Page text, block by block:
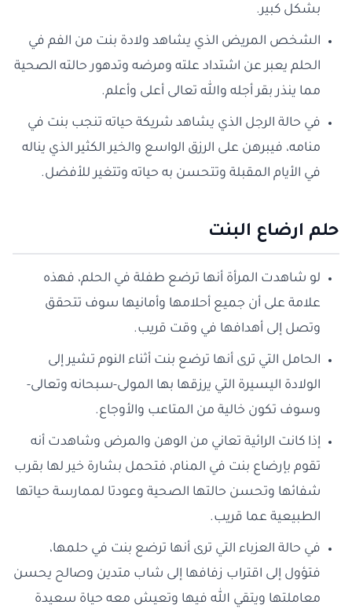
بشكل كبير.
الشخص المريض الذي يشاهد ولادة بنت من الفم في
الحلم يعبر عن اشتداد علته ومرضه وتدهور حالته الصحية
مما ينذر بقر أجله والله تعالى أعلى وأعلم.
في حالة الرجل الذي يشاهد شريكة حياته تنجب بنت في
منامه، فيبرهن على الرزق الواسع والخير الكثير الذي يناله
في الأيام المقبلة وتتحسن به حياته وتتغير للأفضل.
حلم ارضاع البنت
لو شاهدت المرأة أنها ترضع طفلة في الحلم، فهذه
علامة على أن جميع أحلامها وأمانيها سوف تتحقق
وتصل إلى أهدافها في وقت قريب.
الحامل التي ترى أنها ترضع بنت أثناء النوم تشير إلى
الولادة اليسيرة التي يرزقها بها المولى-سبحانه وتعالى-
وسوف تكون خالية من المتاعب والأوجاع.
إذا كانت الرائية تعاني من الوهن والمرض وشاهدت أنه
تقوم بإرضاع بنت في المنام، فتحمل بشارة خير لها بقرب
شفائها وتحسن حالتها الصحية وعودتا لممارسة حياتها
الطبيعية عما قريب.
في حالة العزباء التي ترى أنها ترضع بنت في حلمها،
فتؤول إلى اقتراب زفافها إلى شاب متدين وصالح يحسن
معاملتها ويتقي الله فيها وتعيش معه حياة سعيدة